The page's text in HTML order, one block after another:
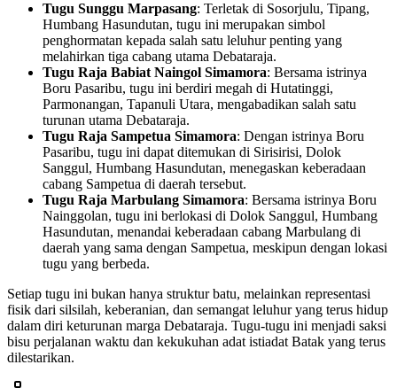
Tugu Sunggu Marpasang: Terletak di Sosorjulu, Tipang,
Humbang Hasundutan, tugu ini merupakan simbol
penghormatan kepada salah satu leluhur penting yang
melahirkan tiga cabang utama Debataraja.
Tugu Raja Babiat Naingol Simamora: Bersama istrinya
Boru Pasaribu, tugu ini berdiri megah di Hutatinggi,
Parmonangan, Tapanuli Utara, mengabadikan salah satu
turunan utama Debataraja.
Tugu Raja Sampetua Simamora: Dengan istrinya Boru
Pasaribu, tugu ini dapat ditemukan di Sirisirisi, Dolok
Sanggul, Humbang Hasundutan, menegaskan keberadaan
cabang Sampetua di daerah tersebut.
Tugu Raja Marbulang Simamora: Bersama istrinya Boru
Nainggolan, tugu ini berlokasi di Dolok Sanggul, Humbang
Hasundutan, menandai keberadaan cabang Marbulang di
daerah yang sama dengan Sampetua, meskipun dengan lokasi
tugu yang berbeda.
Setiap tugu ini bukan hanya struktur batu, melainkan representasi
fisik dari silsilah, keberanian, dan semangat leluhur yang terus hidup
dalam diri keturunan marga Debataraja. Tugu-tugu ini menjadi saksi
bisu perjalanan waktu dan kekukuhan adat istiadat Batak yang terus
dilestarikan.